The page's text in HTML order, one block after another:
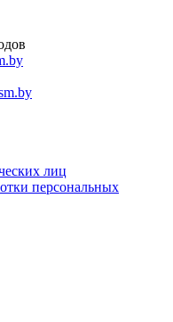
лиц
персональных